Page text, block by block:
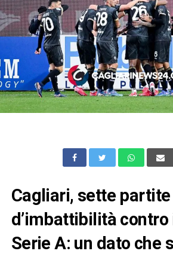
Cagliari, sette partite
d’imbattibilità
Serie A: un dato che